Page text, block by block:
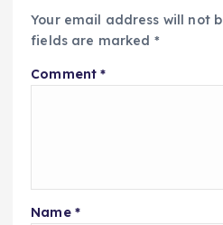
Your email address will not
fields are marked *
Comment*
Name *